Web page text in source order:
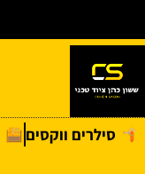
סילרים ווקסים